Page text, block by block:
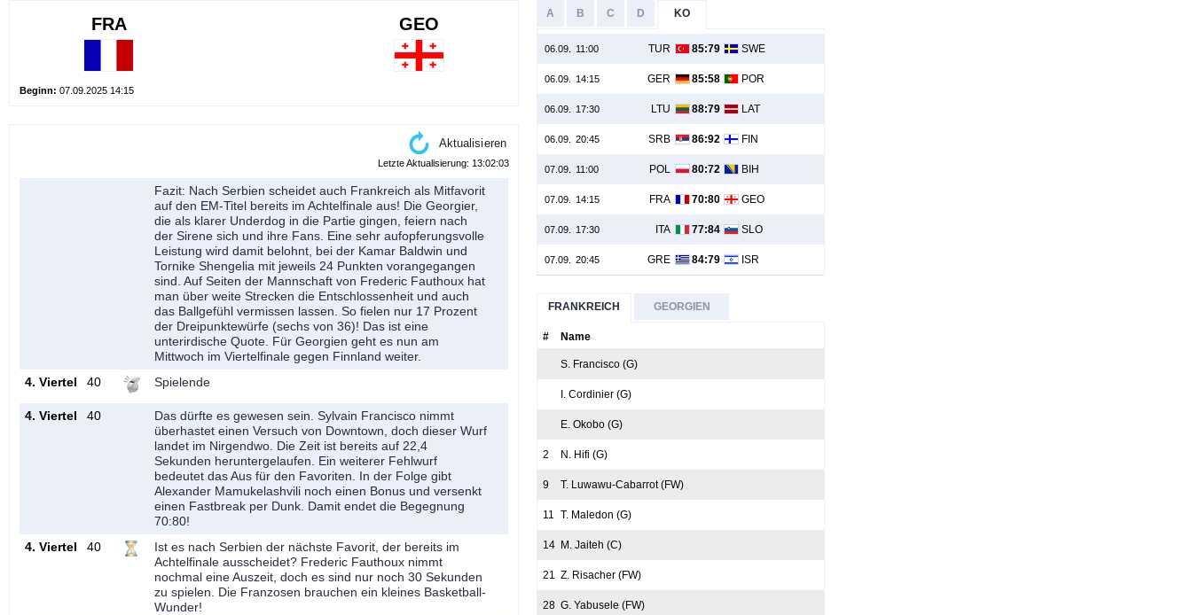
FRA GEO
Beginn: 07.09.2025 14:15
Letzte Aktualisierung: 13:02:03
Fazit: Nach Serbien scheidet auch Frankreich als Mitfavorit
auf den EM-Titel bereits im Achtelfinale aus! Die Georgier,
die als klarer Underdog in die Partie gingen, feiern nach
der Sirene sich und ihre Fans. Eine sehr aufopferungsvolle
Leistung wird damit belohnt, bei der Kamar Baldwin und
Tornike Shengelia mit jeweils 24 Punkten vorangegangen
sind. Auf Seiten der Mannschaft von Frederic Fauthoux hat
man über weite Strecken die Entschlossenheit und auch
das Ballgefühl vermissen lassen. So fielen nur 17 Prozent
der Dreipunktewürfe (sechs von 36)! Das ist eine
unterirdische Quote. Für Georgien geht es nun am
Mittwoch im Viertelfinale gegen Finnland weiter.
4. Viertel
40 Spielende
4. Viertel 40
Das dürfte es gewesen sein. Sylvain Francisco nimmt
überhastet einen Versuch von Downtown, doch dieser Wurf
landet im Nirgendwo. Die Zeit ist bereits auf 22,4
Sekunden heruntergelaufen. Ein weiterer Fehlwurf
bedeutet das Aus für den Favoriten. In der Folge gibt
Alexander Mamukelashvili noch einen Bonus und versenkt
einen Fastbreak per Dunk. Damit endet die Begegnung
70:80!
4. Viertel
40
Ist es nach Serbien der nächste Favorit, der bereits im
Achtelfinale ausscheidet? Frederic Fauthoux nimmt
nochmal eine Auszeit, doch es sind nur noch 30 Sekunden
zu spielen. Die Franzosen brauchen ein kleines Basketball-
Wunder!
A B C D KO
06.09. 11:00 TUR 85:79 SWE
06.09. 14:15 GER 85:58 POR
06.09. 17:30 LTU 88:79 LAT
06.09. 20:45 SRB 86:92 FIN
07.09. 11:00 POL 80:72 BIH
07.09. 14:15 FRA 70:80 GEO
07.09. 17:30 ITA 77:84 SLO
07.09. 20:45 GRE 84:79 ISR
FRANKREICH GEORGIEN
# Name
S. Francisco (G)
I. Cordinier (G)
E. Okobo (G)
2 N. Hifi (G)
9 T. Luwawu-Cabarrot (FW)
11 T. Maledon (G)
14 M. Jaiteh (C)
21 Z. Risacher (FW)
28 G. Yabusele (FW)